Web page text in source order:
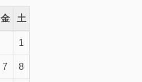
金 土
1
7 8